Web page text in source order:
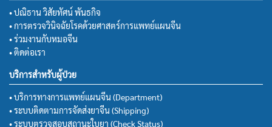
• ปณิธาน วิสัยทัศน์ พันธกิจ
• การตรวจวินิจฉัยโรคด้วยศาสตร์การแพทย์แผนจีน
• ร่วมงานกับหมอจีน
• ติดต่อเรา
บริการสำหรับผู้ป่วย
• บริการทางการแพทย์แผนจีน (Department)
• ระบบติดตามการจัดส่งยาจีน (Shipping)
• ระบบตรวจสอบสถานะใบยา (Check Status)